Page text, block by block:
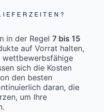
in der Regel 7 bis 15
auf Vorrat halten,
wettbewerbsfähige
sich die Kosten
den besten
daran, die
um Ihre